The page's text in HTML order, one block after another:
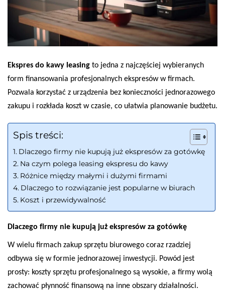
Ekspres do kawy leasing to jedna z najczęściej wybieranych
form finansowania profesjonalnych ekspresów w firmach.
Pozwala korzystać z urządzenia bez konieczności jednorazowego
zakupu i rozkłada koszt w czasie, co ułatwia planowanie budżetu.
Spis treści:
Dlaczego firmy nie kupują już ekspresów za gotówkę
Na czym polega leasing ekspresu do kawy
Różnice między małymi i dużymi firmami
Dlaczego to rozwiązanie jest popularne w biurach
Koszt i przewidywalność
Dlaczego firmy nie kupują już ekspresów za gotówkę
W wielu firmach zakup sprzętu biurowego coraz rzadziej
odbywa się w formie jednorazowej inwestycji. Powód jest
prosty: koszty sprzętu profesjonalnego są wysokie, a firmy wolą
zachować płynność finansową na inne obszary działalności.